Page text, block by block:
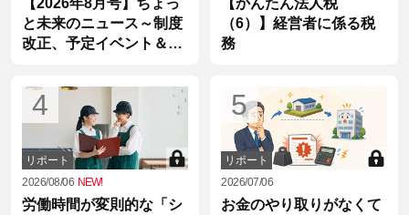
と未来のニュース～制度
改正、予定イベント＆統
（6）】経営者に係る税
務
4
リポート
2026/08/06 NEW!
労働時間が変則的な「シ
5
リポート
2026/07/06
お金のやり取りがなくて